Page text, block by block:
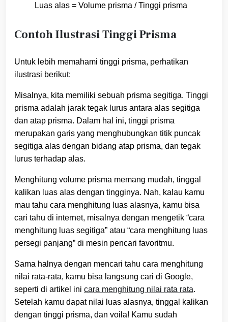
Luas alas = Volume prisma / Tinggi prisma
Contoh Ilustrasi Tinggi Prisma
Untuk lebih memahami tinggi prisma, perhatikan
ilustrasi berikut:
Misalnya, kita memiliki sebuah prisma segitiga. Tinggi
prisma adalah jarak tegak lurus antara alas segitiga
dan atap prisma. Dalam hal ini, tinggi prisma
merupakan garis yang menghubungkan titik puncak
segitiga alas dengan bidang atap prisma, dan tegak
lurus terhadap alas.
Menghitung volume prisma memang mudah, tinggal
kalikan luas alas dengan tingginya. Nah, kalau kamu
mau tahu cara menghitung luas alasnya, kamu bisa
cari tahu di internet, misalnya dengan mengetik “cara
menghitung luas segitiga” atau “cara menghitung luas
persegi panjang” di mesin pencari favoritmu.
Sama halnya dengan mencari tahu cara menghitung
nilai rata-rata, kamu bisa langsung cari di Google,
seperti di artikel ini cara menghitung nilai rata rata.
Setelah kamu dapat nilai luas alasnya, tinggal kalikan
dengan tinggi prisma, dan voila! Kamu sudah